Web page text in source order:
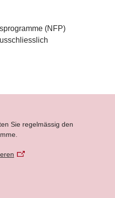
(NFP)
Sie regelmässig den